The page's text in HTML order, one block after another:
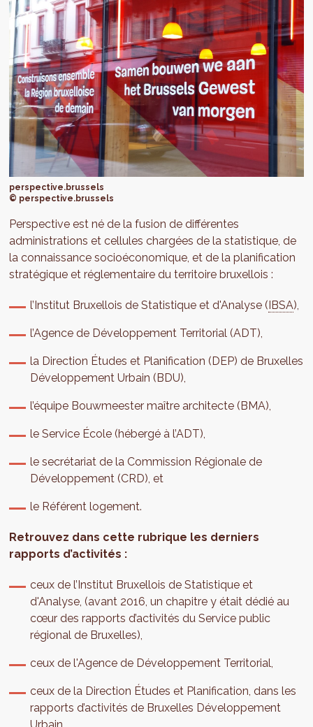
perspective.brussels
© perspective.brussels
Perspective est né de la fusion de différentes
administrations et cellules chargées de la statistique, de
la connaissance socioéconomique, et de la planification
stratégique et réglementaire du territoire bruxellois :
l’Institut Bruxellois de Statistique et d'Analyse (IBSA),
l’Agence de Développement Territorial (ADT),
la Direction Études et Planification (DEP) de Bruxelles
Développement Urbain (BDU),
l’équipe Bouwmeester maître architecte (BMA),
le Service École (hébergé à l’ADT),
le secrétariat de la Commission Régionale de
Développement (CRD), et
le Référent logement.
Retrouvez dans cette rubrique les derniers
rapports d’activités :
ceux de l’Institut Bruxellois de Statistique et
d'Analyse, (avant 2016, un chapitre y était dédié au
cœur des rapports d’activités du Service public
régional de Bruxelles),
ceux de l'Agence de Développement Territorial,
ceux de la Direction Études et Planification, dans les
rapports d’activités de Bruxelles Développement
Urbain.